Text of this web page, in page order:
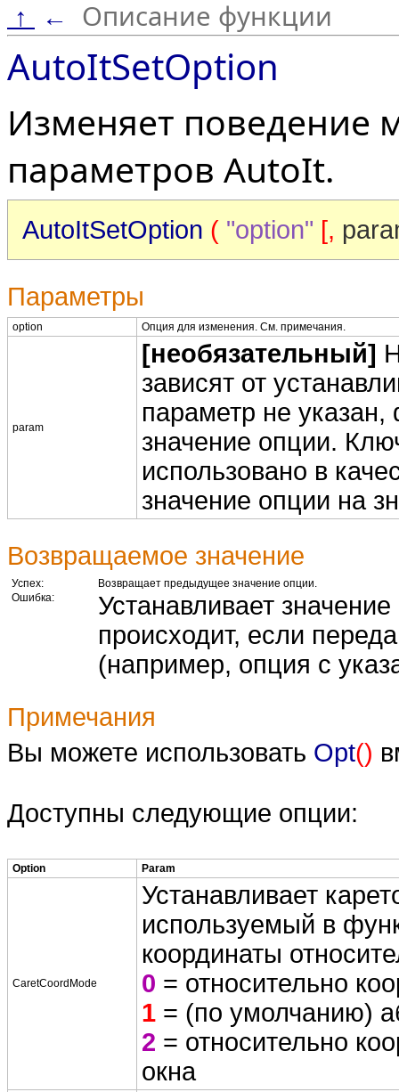
↑ ← Описание функции
AutoItSetOption
Изменяет поведение
параметров AutoIt.
AutoItSetOption ( "option" [,
Параметры
option Опция для изменения. См. примечания.
param
[необязательный]
зависят от
параметр не
значение опции.
использовано в
значение опции на
Возвращаемое значение
Успех:
Возвращает предыдущее значение опции.
Ошибка:
Устанавливает значение
происходит, если
(например, опция с
Примечания
Вы можете использовать Opt()
Доступны следующие опции:
Option Param
CaretCoordMode
Устанавливает
используемый в
координаты
0 = относительно
1 = (по умолчанию)
2 = относительно
окна